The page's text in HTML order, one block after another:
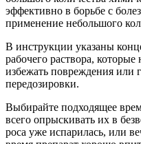
эффективно в борьбе с
применение небольшого
В инструкции указаны
рабочего раствора,
избежать повреждения или
передозировки.
Выбирайте подходящее
всего опрыскивать их в
роса уже испарилась, или